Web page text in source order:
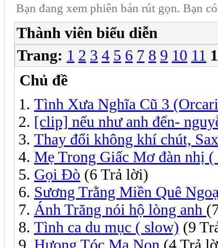
Bạn đang xem phiên bản rút gọn. Bạn
Thành viên biểu diễn
Trang: 1 2 3 4 5 6 7 8 9 10 11
Chủ đề
Tình Xưa Nghĩa Cũ 3
[clip] nếu như anh đến-
Thay đổi không khí chút,
Mẹ Trong Giấc Mơ đàn nhị (
Gọi Đò (6 Trả lời)
Sương Trằng Miền Quê
Ánh Trăng nói hộ lòng anh
Tình ca du mục ( slow) (9